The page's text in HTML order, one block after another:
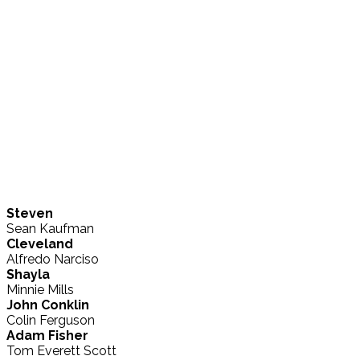
Steven
Sean Kaufman
Cleveland
Alfredo Narciso
Shayla
Minnie Mills
John Conklin
Colin Ferguson
Adam Fisher
Tom Everett Scott